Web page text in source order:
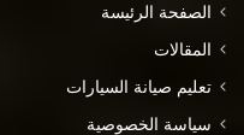
الصفحة الرئيسة
المقالات
تعليم صيانة السيارات
سياسة الخصوصية